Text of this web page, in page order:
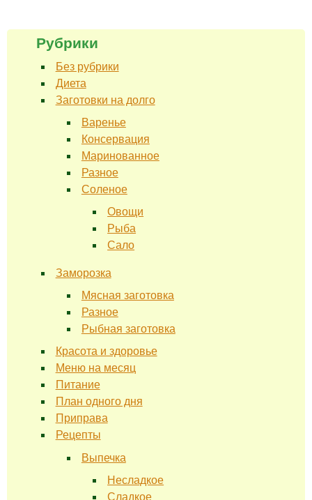
Рубрики
Без рубрики
Диета
Заготовки на долго
Варенье
Консервация
Маринованное
Разное
Соленое
Овощи
Рыба
Сало
Заморозка
Мясная заготовка
Разное
Рыбная заготовка
Красота и здоровье
Меню на месяц
Питание
План одного дня
Приправа
Рецепты
Выпечка
Несладкое
Сладкое